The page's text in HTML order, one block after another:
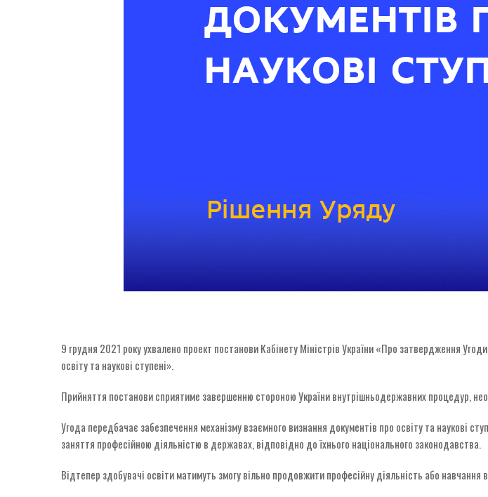
9 грудня 2021 року ухвалено проект постанови Кабінету Міністрів України «Про затвердження
освіту та наукові ступені».
Прийняття постанови сприятиме завершенню стороною України внутрішньодержавних процедур,
Угода передбачає забезпечення механізму взаємного визнання документів про освіту та наукові
заняття професійною діяльністю в державах, відповідно до їхнього національного законодавства.
Відтепер здобувачі освіти матимуть змогу вільно продовжити професійну діяльність або навчання